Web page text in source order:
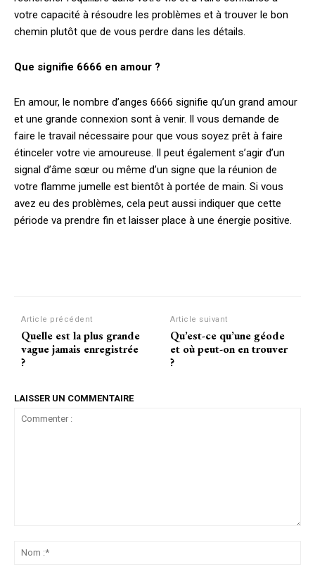
votre capacité à résoudre les problèmes et à trouver le bon
chemin plutôt que de vous perdre dans les détails.
Que signifie 6666 en amour ?
En amour, le nombre d’anges 6666 signifie qu’un grand amour
et une grande connexion sont à venir. Il vous demande de
faire le travail nécessaire pour que vous soyez prêt à faire
étinceler votre vie amoureuse. Il peut également s’agir d’un
signal d’âme sœur ou même d’un signe que la réunion de
votre flamme jumelle est bientôt à portée de main. Si vous
avez eu des problèmes, cela peut aussi indiquer que cette
période va prendre fin et laisser place à une énergie positive.
Article précédent
Quelle est la plus grande
vague jamais enregistrée
?
Article suivant
Qu’est-ce qu’une géode
et où peut-on en trouver
?
LAISSER UN COMMENTAIRE